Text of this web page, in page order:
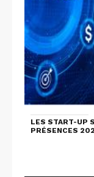
LES START-UP
PRÉSENCES